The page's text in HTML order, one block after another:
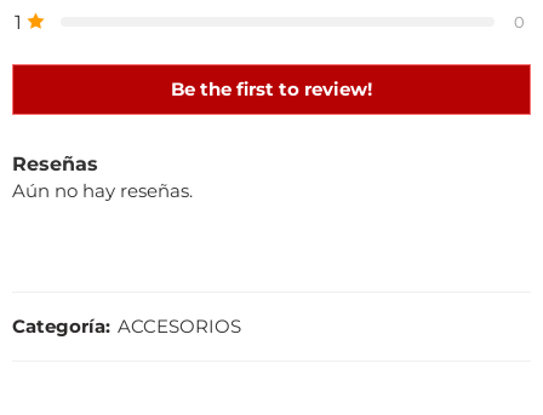
1 0
Be the first to review!
Reseñas
Aún no hay reseñas.
Categoría: ACCESORIOS